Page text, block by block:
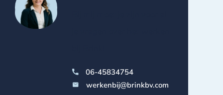
06-45834754
werkenbij@brinkbv.com